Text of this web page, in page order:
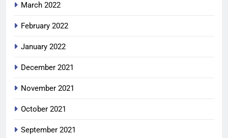
March 2022
February 2022
January 2022
December 2021
November 2021
October 2021
September 2021